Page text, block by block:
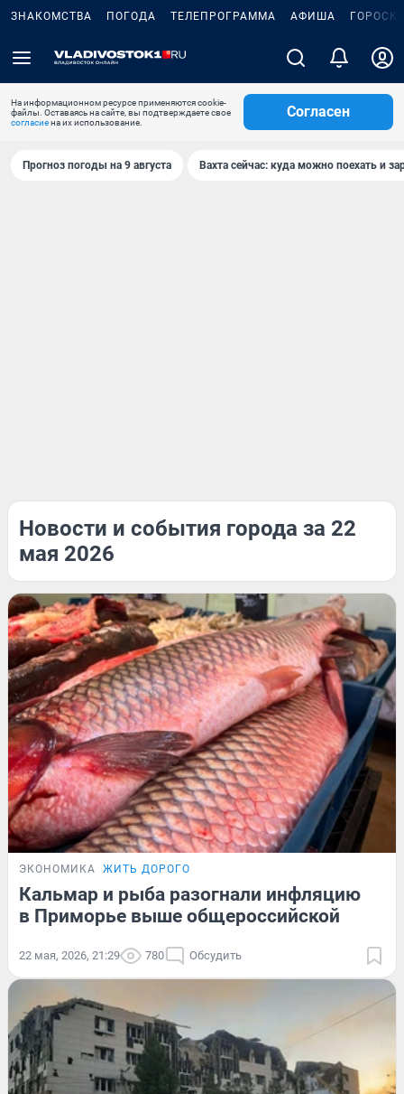
ЗНАКОМСТВА ПОГОДА ТЕЛЕПРОГРАММА АФИША
На информационном ресурсе применяются cookie-
файлы. Оставаясь на сайте, вы подтверждаете свое
согласиена их использование.
Согласен
Прогноз погоды на 9 августа Вахта сейчас: куда можно поехать и
Новости и события города за 22
мая 2026
ЭКОНОМИКА ЖИТЬ ДОРОГО
Кальмар и рыба разогнали инфляцию
в Приморье выше общероссийской
22 мая, 2026, 21:29 780 Обсудить